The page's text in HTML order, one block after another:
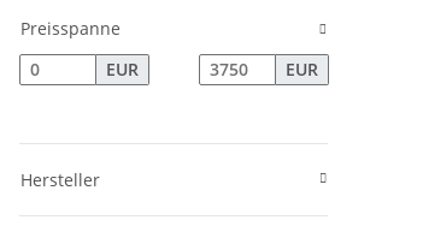
Preisspanne
EUR
EUR
Hersteller